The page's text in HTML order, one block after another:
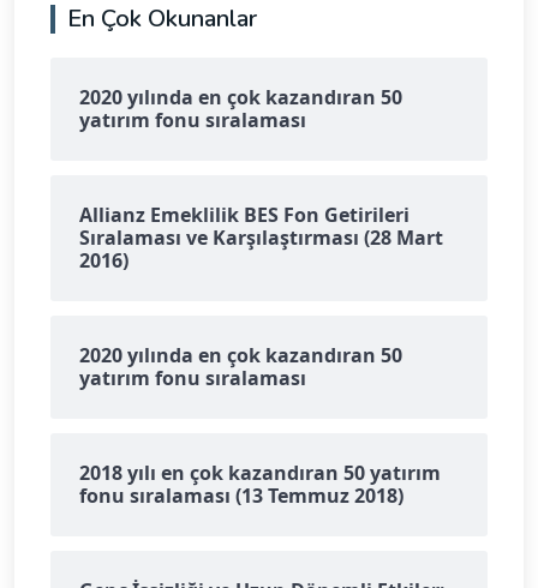
En Çok Okunanlar
2020 yılında en çok kazandıran 50
yatırım fonu sıralaması
Allianz Emeklilik BES Fon Getirileri
Sıralaması ve Karşılaştırması (28 Mart
2016)
2020 yılında en çok kazandıran 50
yatırım fonu sıralaması
2018 yılı en çok kazandıran 50 yatırım
fonu sıralaması (13 Temmuz 2018)